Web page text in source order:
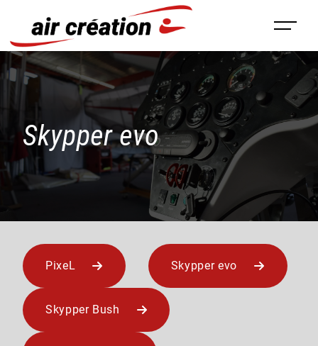
Skypper evo
PixeL Skypper evo
Skypper Bush
Panneau de gestion des cookies